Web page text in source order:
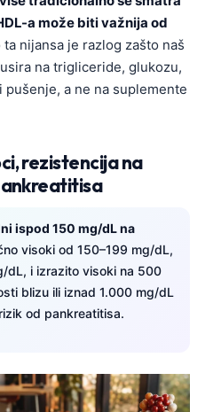
a može biti važnija od
ta nijansa je razlog zašto naš
na trigliceride, glukozu,
a ne na suplemente
rezistencija na
ispod 150 mg/dL na
visoki od 150–199 mg/dL,
dL, i izrazito visoki na 500
blizu ili iznad 1.000 mg/dL
od pankreatitisa.